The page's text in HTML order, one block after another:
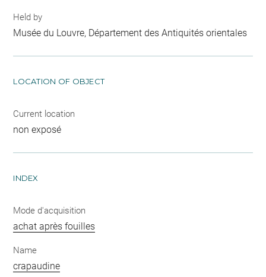
Held by
Musée du Louvre, Département des Antiquités orientales
LOCATION OF OBJECT
Current location
non exposé
INDEX
Mode d'acquisition
achat après fouilles
Name
crapaudine